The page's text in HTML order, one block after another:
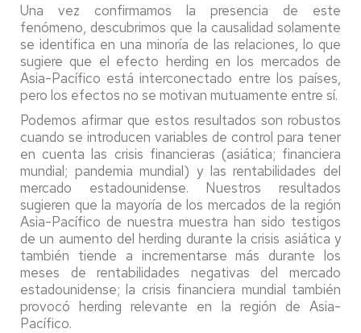
Una vez confirmamos la presencia de este
fenómeno, descubrimos que la causalidad solamente
se identifica en una minoría de las relaciones, lo que
sugiere que el efecto herding en los mercados de
Asia-Pacífico está interconectado entre los países,
pero los efectos no se motivan mutuamente entre sí.
Podemos afirmar que estos resultados son robustos
cuando se introducen variables de control para tener
en cuenta las crisis financieras (asiática; financiera
mundial; pandemia mundial) y las rentabilidades del
mercado estadounidense. Nuestros resultados
sugieren que la mayoría de los mercados de la región
Asia-Pacífico de nuestra muestra han sido testigos
de un aumento del herding durante la crisis asiática y
también tiende a incrementarse más durante los
meses de rentabilidades negativas del mercado
estadounidense; la crisis financiera mundial también
provocó herding relevante en la región de Asia-
Pacífico.